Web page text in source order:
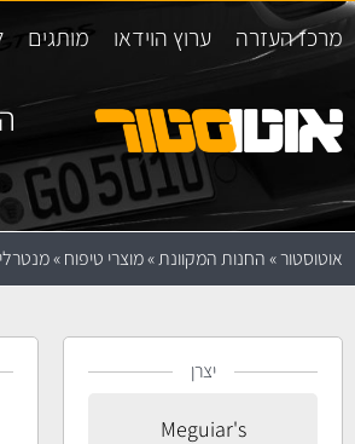
מרכז העזרה ערוץ הוידאו מותגים
אוטוסטור»החנות המקוונת»מוצרי טיפוח»
יצרן
Meguiar's